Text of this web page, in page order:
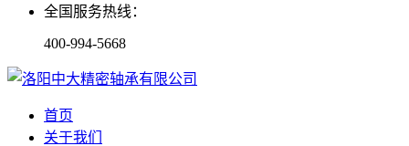
全国服务热线：
400-994-5668
首页
关于我们